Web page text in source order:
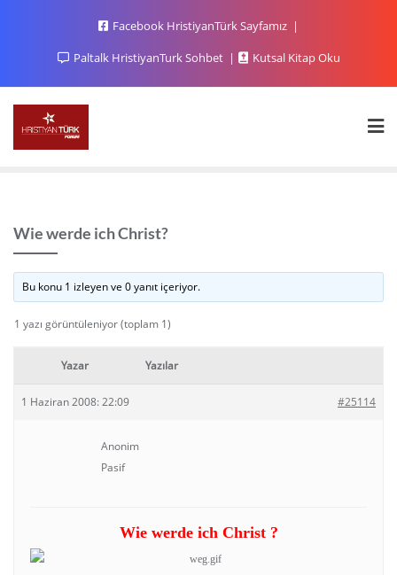
Facebook HristiyanTürk Sayfamız
Paltalk HristiyanTurk Sohbet
Kutsal Kitap Oku
Wie werde ich Christ?
Bu konu 1 izleyen ve 0 yanıt içeriyor.
1 yazı görüntüleniyor (toplam 1)
Yazar Yazılar
1 Haziran 2008: 22:09 #25114
Anonim
Pasif
Wie werde ich Christ ?